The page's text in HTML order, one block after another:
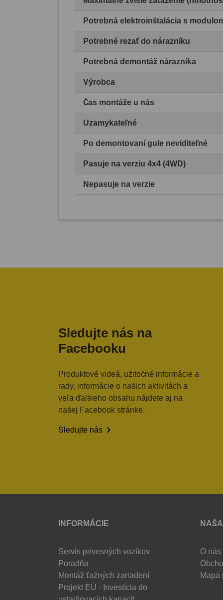
Potrebná elektroinštalácia s
Potrebné rezať do nárazníku
Potrebná demontáž nárazníka
Výrobca
Čas montáže u nás
Uzamykateľné
Po demontovaní gule neviditeľné
Pasuje na verziu 4x4 (4WD)
Nepasuje na verzie
Sledujte nás na
Facebooku
Produktové videá, užitočné informácie a
rady, informácie o našich aktivitách a
veľa ďalšieho obsahu nájdete aj na
našej Facebook stránke.
Sledujte nás 
INFORMÁCIE
Servis prívesných vozíkov
Poradňa
Montáž ťažných zariadení
Projekt EÚ - Investícia do
O nás
Mapa